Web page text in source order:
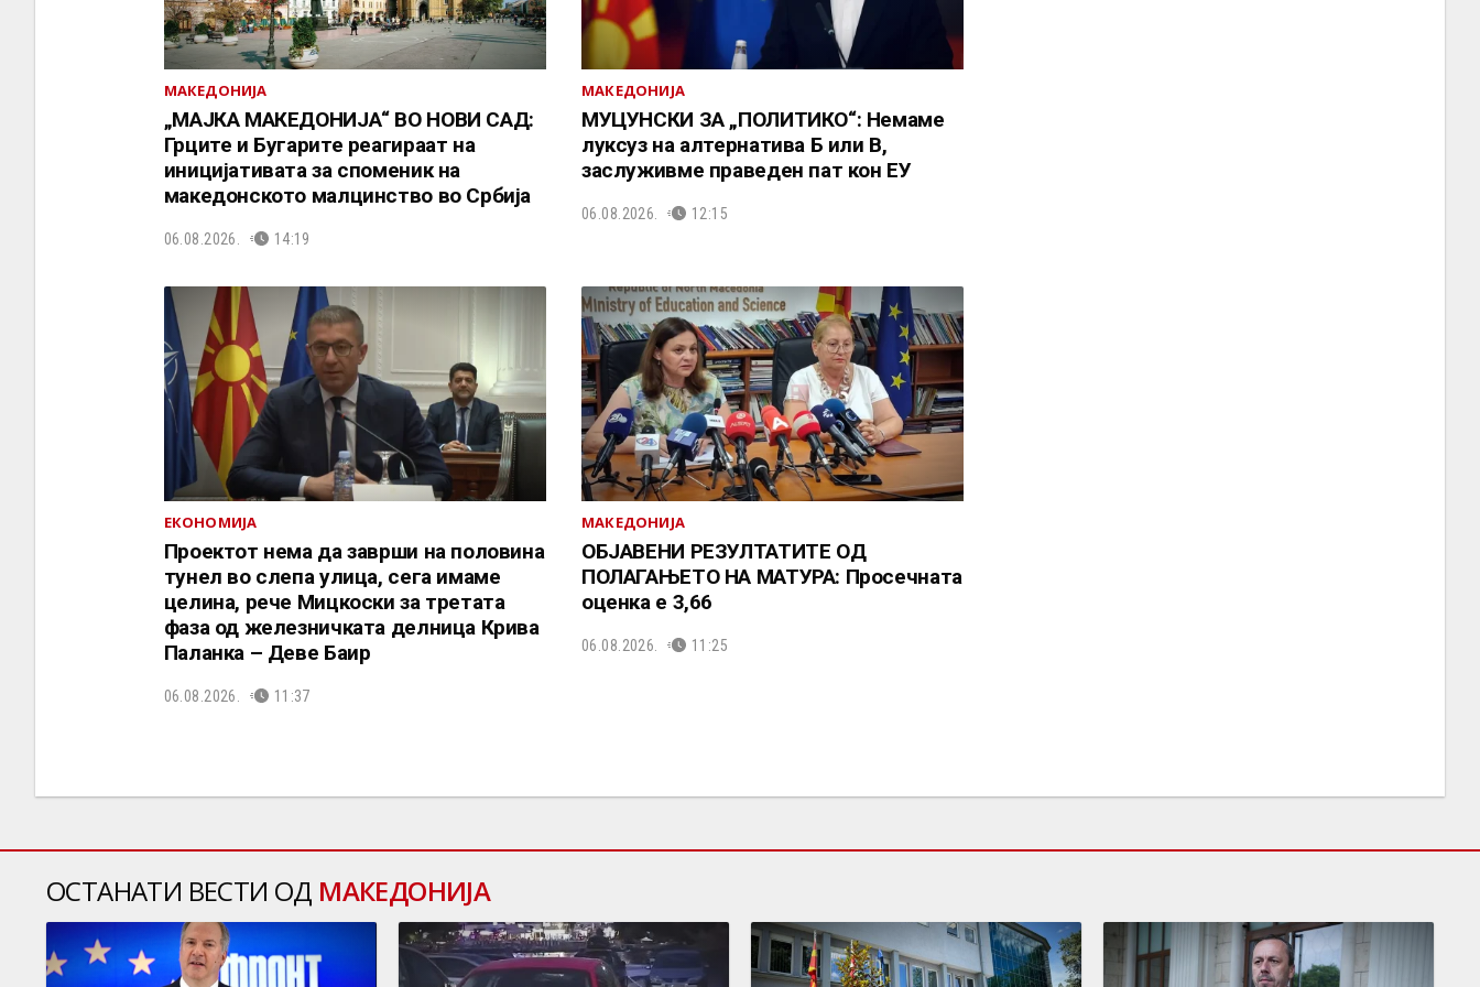
МАКЕДОНИЈА
„МАЈКА МАКЕДОНИЈА“ ВО НОВИ САД:
Грците и Бугарите реагираат на
иницијативата за споменик на
македонското малцинство во Србија
06.08.2026. 14:19
МАКЕДОНИЈА
МУЦУНСКИ ЗА „ПОЛИТИКО“: Немаме
луксуз на алтернатива Б или В,
заслуживме праведен пат кон ЕУ
06.08.2026. 12:15
ЕКОНОМИЈА
Проектот нема да заврши на половина
тунел во слепа улица, сега имаме
целина, рече Мицкоски за третата
фаза од железничката делница Крива
Паланка – Деве Баир
06.08.2026. 11:37
МАКЕДОНИЈА
ОБЈАВЕНИ РЕЗУЛТАТИТЕ ОД
ПОЛАГАЊЕТО НА МАТУРА: Просечната
оценка е 3,66
06.08.2026. 11:25
ОСТАНАТИ ВЕСТИ ОД МАКЕДОНИЈА